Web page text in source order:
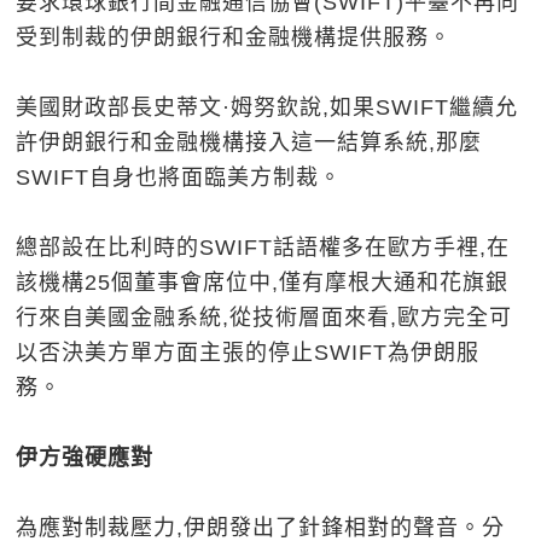
受到制裁的伊朗銀行和金融機構提供服務。
美國財政部長史蒂文·姆努欽說,如果SWIFT繼續允
許伊朗銀行和金融機構接入這一結算系統,那麼
SWIFT自身也將面臨美方制裁。
總部設在比利時的SWIFT話語權多在歐方手裡,在
該機構25個董事會席位中,僅有摩根大通和花旗銀
行來自美國金融系統,從技術層面來看,歐方完全可
以否決美方單方面主張的停止SWIFT為伊朗服
務。
伊方強硬應對
為應對制裁壓力,伊朗發出了針鋒相對的聲音。分